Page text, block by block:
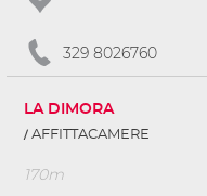
329 8026760
LA DIMORA
AFFITTACAMERE
170m